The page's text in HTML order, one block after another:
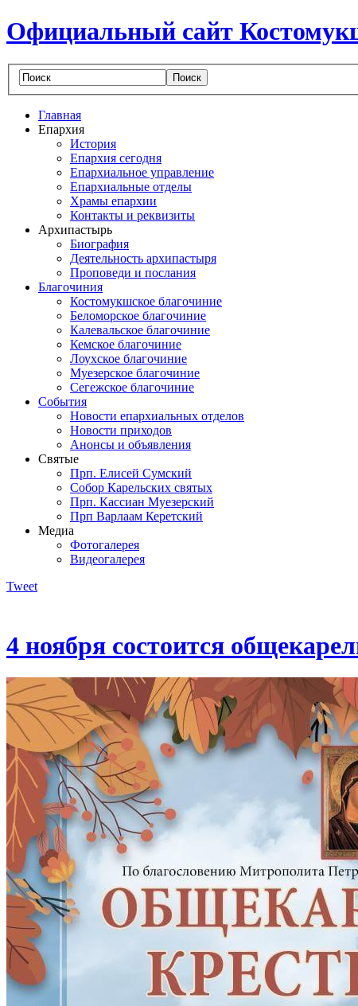
Официальный сайт
Главная
Епархия
История
Епархия сегодня
Епархиальное управление
Епархиальные отделы
Храмы епархии
Контакты и реквизиты
Архипастырь
Биография
Деятельность архипастыря
Проповеди и послания
Благочиния
Костомукшское благочиние
Беломорское благочиние
Калевальское благочиние
Кемское благочиние
Лоухское благочиние
Муезерское благочиние
Сегежское благочиние
События
Новости епархиальных отделов
Новости приходов
Анонсы и объявления
Святые
Прп. Елисей Сумский
Собор Карельских святых
Прп. Кассиан Муезерский
Прп Варлаам Керетский
Медиа
Фотогалерея
Видеогалерея
Tweet
4 ноября состоится